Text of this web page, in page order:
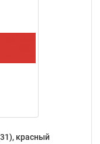
красный